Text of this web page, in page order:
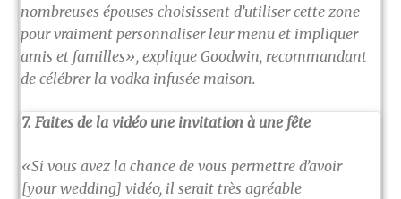
nombreuses épouses choisissent d’utiliser cette zone
pour vraiment personnaliser leur menu et impliquer
amis et familles», explique Goodwin, recommandant
de célébrer la vodka infusée maison.
7. Faites de la vidéo une invitation à une fête
«Si vous avez la chance de vous permettre d’avoir
[your wedding] vidéo, il serait très agréable